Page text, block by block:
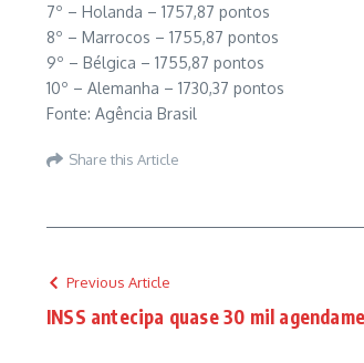
7º – Holanda – 1757,87 pontos
8º – Marrocos – 1755,87 pontos
9º – Bélgica – 1755,87 pontos
10º – Alemanha – 1730,37 pontos
Fonte: Agência Brasil
Share this Article
Previous Article
INSS antecipa quase 30 mil